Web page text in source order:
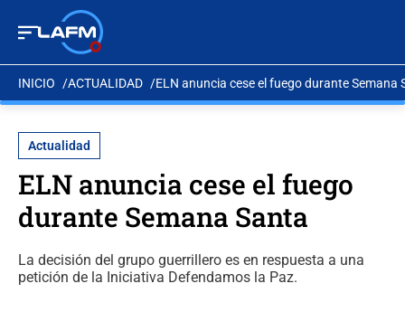
INICIO ACTUALIDAD ELN anuncia cese el fuego durante Semana
Actualidad
ELN anuncia cese el fuego
durante Semana Santa
La decisión del grupo guerrillero es en respuesta a una
petición de la Iniciativa Defendamos la Paz.